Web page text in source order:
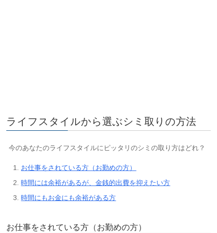
ライフスタイルから選ぶシミ取りの方法
今のあなたのライフスタイルにピッタリのシミの取り方はどれ？
お仕事をされている方（お勤めの方）
時間には余裕があるが、金銭的出費を抑えたい方
時間にもお金にも余裕がある方
お仕事をされている方（お勤めの方）